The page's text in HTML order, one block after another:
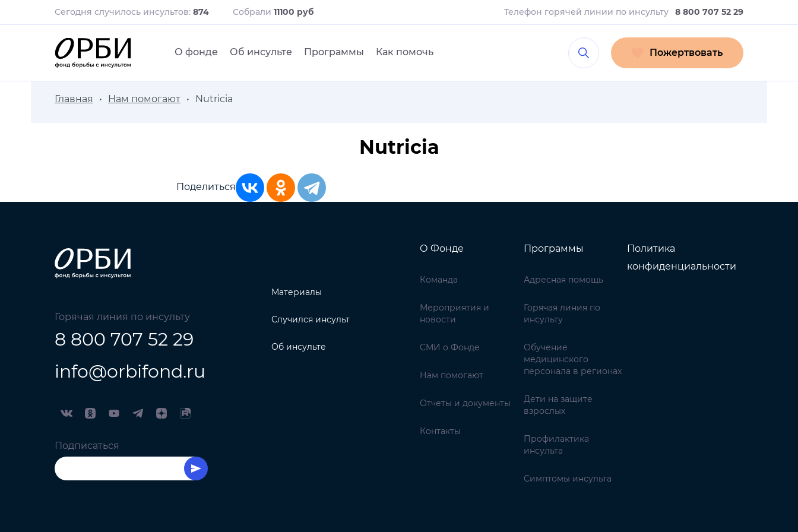
Сегодня случилось инсультов: 874 Собрали 11100 руб Телефон горячей линии по инсульту 8 800 707 52 29
О фонде Об инсульте Программы Как помочь Пожертвовать
Главная Нам помогают Nutricia
Nutricia
Поделиться
Горячая линия по инсульту
8 800 707 52 29
info@orbifond.ru
Подписаться
Материалы
Случился инсульт
Об инсульте
О Фонде
Команда
Мероприятия и
новости
СМИ о Фонде
Нам помогают
Отчеты и документы
Контакты
Программы
Адресная помощь
Горячая линия по
инсульту
Обучение
медицинского
персонала в регионах
Дети на защите
взрослых
Профилактика
инсульта
Симптомы инсульта
Политика
конфиденциальности